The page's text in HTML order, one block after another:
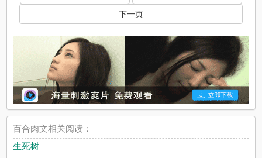
下一页
百合肉文相关阅读：
生死树